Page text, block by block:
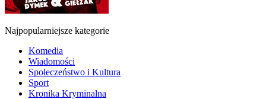
Najpopularniejsze kategorie
Komedia
Wiadomości
Społeczeństwo i Kultura
Sport
Kronika Kryminalna